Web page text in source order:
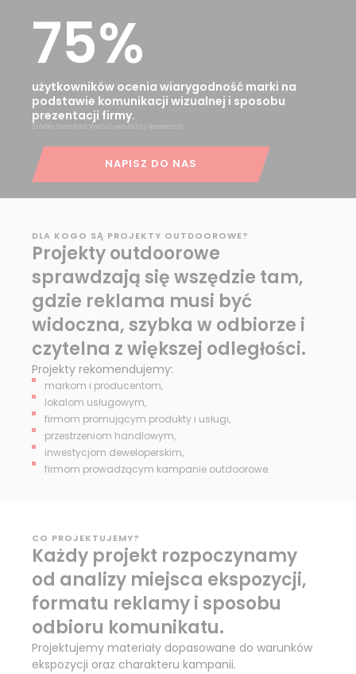
użytkowników ocenia wiarygodność marki na
podstawie komunikacji wizualnej i sposobu
prezentacji firmy.
75%
Źródło: Stanford Web Credibility Research
NAPISZ DO NAS
DLA KOGO SĄ PROJEKTY OUTDOOROWE?
Projekty outdoorowe
sprawdzają się wszędzie tam,
gdzie reklama musi być
widoczna, szybka w odbiorze i
czytelna z większej odległości.
Projekty rekomendujemy:
markom i producentom,
lokalom usługowym,
firmom promującym produkty i usługi,
przestrzeniom handlowym,
inwestycjom deweloperskim,
firmom prowadzącym kampanie outdoorowe.
CO PROJEKTUJEMY?
Każdy projekt rozpoczynamy
od analizy miejsca ekspozycji,
formatu reklamy i sposobu
odbioru komunikatu.
Projektujemy materiały dopasowane do warunków
ekspozycji oraz charakteru kampanii.